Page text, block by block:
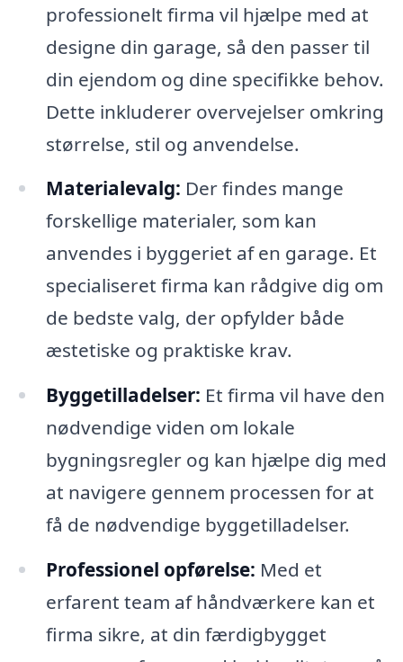
professionelt firma vil hjælpe med at
designe din garage, så den passer til
din ejendom og dine specifikke behov.
Dette inkluderer overvejelser omkring
størrelse, stil og anvendelse.
Materialevalg: Der findes mange
forskellige materialer, som kan
anvendes i byggeriet af en garage. Et
specialiseret firma kan rådgive dig om
de bedste valg, der opfylder både
æstetiske og praktiske krav.
Byggetilladelser: Et firma vil have den
nødvendige viden om lokale
bygningsregler og kan hjælpe dig med
at navigere gennem processen for at
få de nødvendige byggetilladelser.
Professionel opførelse: Med et
erfarent team af håndværkere kan et
firma sikre, at din færdigbygget